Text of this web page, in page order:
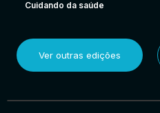
Cuidando da saúde
Ver outras edições